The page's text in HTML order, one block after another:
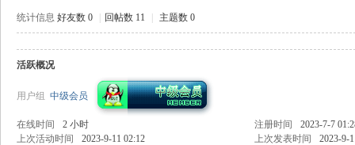
统计信息 好友数 0 回帖数 11 主题数 0
活跃概况
用户组 中级会员
在线时间 2 小时 注册时间
2023-7-7
上次活动时间
2023-9-11 02:12 上次发表时间 2023-9-